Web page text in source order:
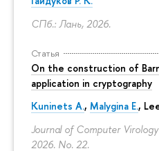
СПб.: Лань, 2026.
Статья
On the construction of
application in cryptography
Kuninets A., Malygina E.,
Journal of Computer
2026. No. 22.